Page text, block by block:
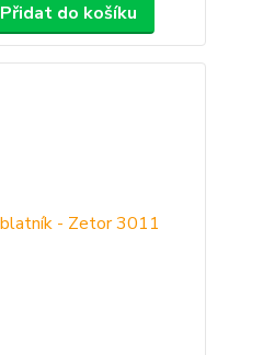
Přidat do košíku